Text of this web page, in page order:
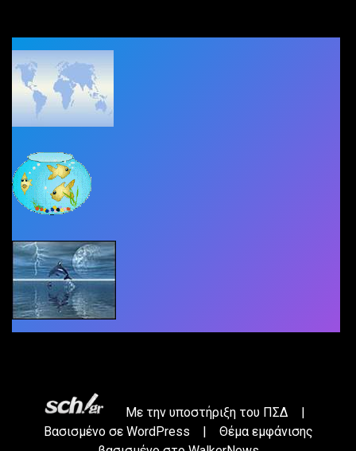
Με την υποστήριξη του ΠΣΔ
|
Βασισμένο σε WordPress |
Θέμα εμφάνισης